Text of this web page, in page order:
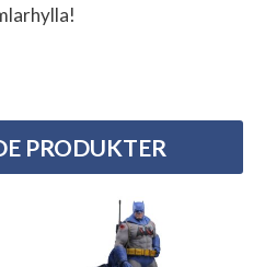
PRODUKTER